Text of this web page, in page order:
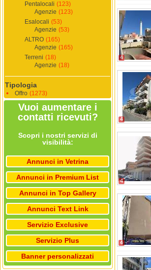
Pentalocali (123)
Agenzie (123)
Esalocali (53)
Agenzie (53)
ALTRO (165)
Agenzie (165)
Terreni (18)
Agenzie (18)
Tipologia
Offro (1273)
Vuoi aumentare i
contatti ricevuti?
Scopri i nostri servizi di
visibilità:
Annunci in Vetrina
Annunci in Premium List
Annunci in Top Gallery
Annunci Text Link
Servizio Exclusive
Servizio Plus
Banner personalizzati
4
4
4
4